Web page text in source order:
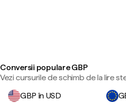
Conversii populare GBP
Vezi cursurile de schimb de la lire
GBP în USD